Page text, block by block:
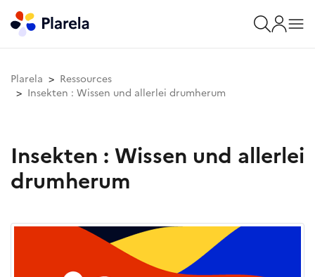
Plarela
Ressources
Insekten : Wissen und allerlei drumherum
Insekten : Wissen und allerlei
drumherum